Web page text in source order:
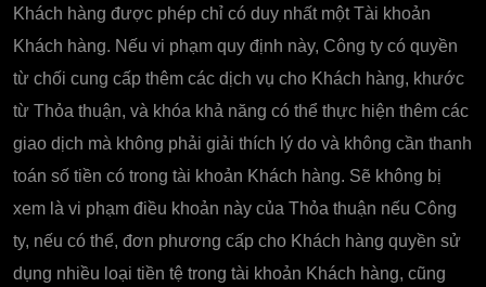
Khách hàng được phép chỉ có duy nhất một Tài khoản
Khách hàng. Nếu vi phạm quy định này, Công ty có quyền
từ chối cung cấp thêm các dịch vụ cho Khách hàng, khước
từ Thỏa thuận, và khóa khả năng có thể thực hiện thêm các
giao dịch mà không phải giải thích lý do và không cần thanh
toán số tiền có trong tài khoản Khách hàng. Sẽ không bị
xem là vi phạm điều khoản này của Thỏa thuận nếu Công
ty, nếu có thể, đơn phương cấp cho Khách hàng quyền sử
dụng nhiều loại tiền tệ trong tài khoản Khách hàng, cũng